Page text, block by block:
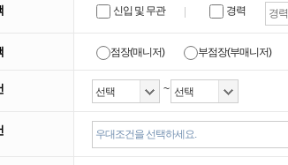
신입 및 무관 경력
점장(매니저) 부점장(부매니저)
~
우대조건을 선택하세요.